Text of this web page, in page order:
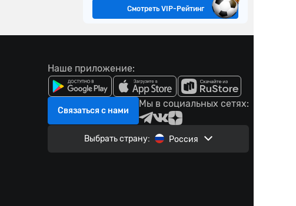
Смотреть VIP-Рейтинг
Наше приложение:
Связаться с нами
Мы в социальных сетях:
Выбрать страну: Россия